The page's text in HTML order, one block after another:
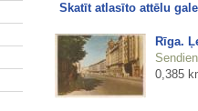
Skatīt atlasīto attēlu
Rīga.
0,385